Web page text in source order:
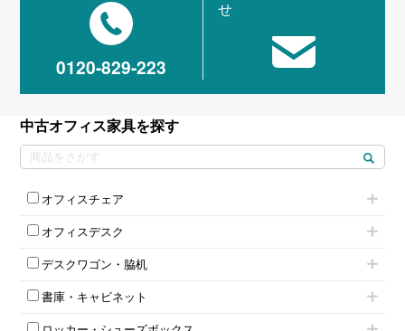
0120-829-223
せ
中古オフィス家具を探す
オフィスチェア
肘付きチェア
肘無しチェア
役員チェア
オフィスチェアその他
オフィスデスク
片袖机
フリーアドレスデスク（ベンチデスク）
昇降デスク
両袖机
デスクワゴン・脇机
インワゴン2段
インワゴン3段
脇机
書庫・キャビネット
ハイキャビネット